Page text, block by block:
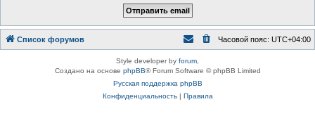
Список форумов Часовой пояс: UTC+04:00
Style developer by forum
Создано на основе phpBB® Forum Software © phpBB Limited
Русская поддержка phpBB
Конфиденциальность| Правила